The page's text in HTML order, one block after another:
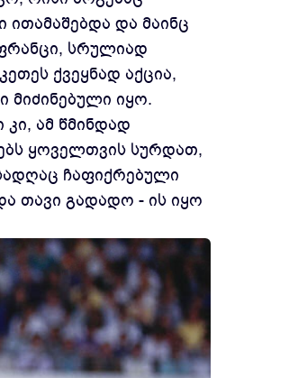
და მაინც
სრულიად
ქვეყნად აქცია,
მიძინებული იყო.
ამ წმინდად
ყოველთვის სურდათ,
ჩაფიქრებული
თავი გადადო - ის იყო